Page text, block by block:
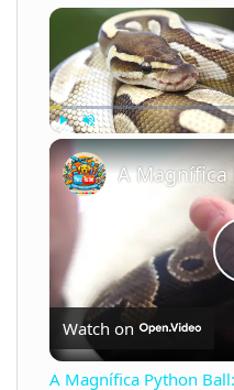
Play Unmute
Watch on
A Magnífica Python